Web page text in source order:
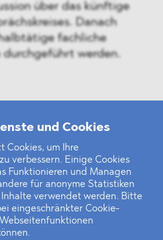
und Cookies
Cookies, um Ihre
verbessern. Einige Cookies
Funktionieren und Managen
für anonyme Statistiken
verwendet werden. Bitte
eingeschränkter Cookie-
über das künftige
Danach
fachliche
werden.
...4647›